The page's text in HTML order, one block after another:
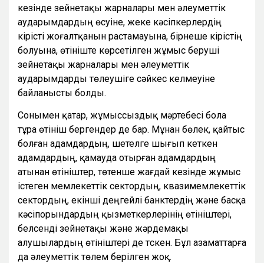
кезінде зейнетақы жарналары мен әлеуметтік
аударымдардың өсуіне, жеке кәсіпкерлердің
кірісті жоғалтқанын растамауына, бірнеше кірістің
болуына, өтініште көрсетілген жұмыс беруші
зейнетақы жарналары мен әлеуметтік
аударымдарды төлеушіге сәйкес келмеуіне
байланысты болды.
Сонымен қатар, жұмыссыздық мәртебесі бола
тұра өтініш бергендер де бар. Мұнан бөлек, қайтыс
болған адамдардың, шетелге шығып кеткен
адамдардың, қамауда отырған адамдардың
атынан өтініштер, төтенше жағдай кезінде жұмыс
істеген мемлекеттік сектордың, квазимемлекеттік
сектордың, екінші деңгейлі банктердің және басқа
кәсіпорындардың қызметкерлерінің өтініштері,
белсенді зейнетақы және жәрдемақы
алушылардың өтініштері де түскен. Бұл азаматтарға
да әлеуметтік төлем берілген жоқ.